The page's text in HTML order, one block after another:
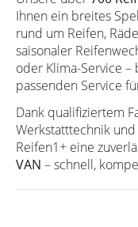
Ihnen ein breites
rund um Reifen,
saisonaler
oder Klima-Service
passenden Service
Dank qualifiziertem
Werkstatttechnik
Reifen1+ eine
VAN – schnell,